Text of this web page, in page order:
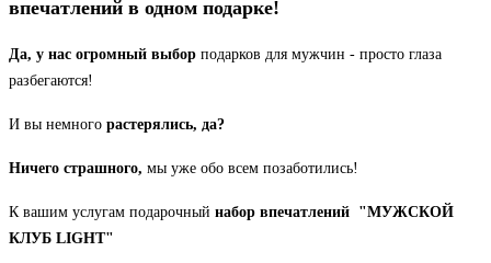
впечатлений в одном подарке!
Да, у нас огромный выбор подарков для мужчин - просто глаза
разбегаются!
И вы немного растерялись, да?
Ничего страшного, мы уже обо всем позаботились!
К вашим услугам подарочный набор впечатлений "МУЖСКОЙ
КЛУБ LIGHT"